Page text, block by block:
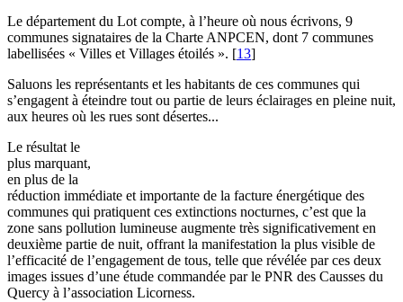
Le département du Lot compte, à l’heure où nous écrivons, 9
communes signataires de la Charte ANPCEN, dont 7 communes
labellisées « Villes et Villages étoilés ». [13]
Saluons les représentants et les habitants de ces communes qui
s’engagent à éteindre tout ou partie de leurs éclairages en pleine nuit,
aux heures où les rues sont désertes...
Le résultat le
plus marquant,
en plus de la
réduction immédiate et importante de la facture énergétique des
communes qui pratiquent ces extinctions nocturnes, c’est que la
zone sans pollution lumineuse augmente très significativement en
deuxième partie de nuit, offrant la manifestation la plus visible de
l’efficacité de l’engagement de tous, telle que révélée par ces deux
images issues d’une étude commandée par le PNR des Causses du
Quercy à l’association Licorness.